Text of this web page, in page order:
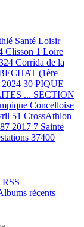
Santé Loisir
Clisson 1 Loire
Corrida de la
(1ère
2024 30 PIQUE
... SECTION
Concelloise
51 CrossAthlon
2017 7 Sainte
37400
récents